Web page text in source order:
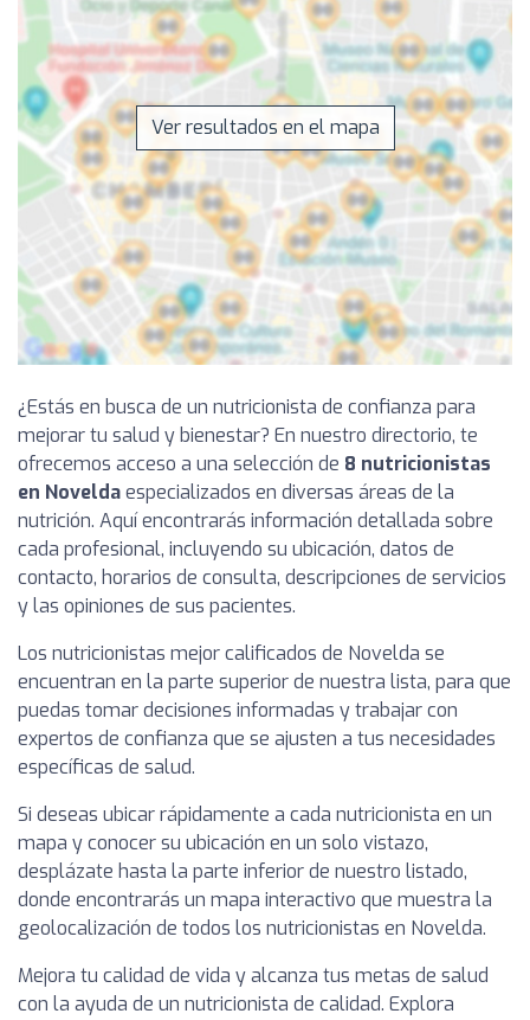
Ver resultados en el mapa
¿Estás en busca de un nutricionista de confianza para
mejorar tu salud y bienestar? En nuestro directorio, te
ofrecemos acceso a una selección de 8 nutricionistas
en Noveldaespecializados en diversas áreas de la
nutrición. Aquí encontrarás información detallada sobre
cada profesional, incluyendo su ubicación, datos de
contacto, horarios de consulta, descripciones de servicios
y las opiniones de sus pacientes.
Los nutricionistas mejor calificados de Novelda se
encuentran en la parte superior de nuestra lista, para que
puedas tomar decisiones informadas y trabajar con
expertos de confianza que se ajusten a tus necesidades
específicas de salud.
Si deseas ubicar rápidamente a cada nutricionista en un
mapa y conocer su ubicación en un solo vistazo,
desplázate hasta la parte inferior de nuestro listado,
donde encontrarás un mapa interactivo que muestra la
geolocalización de todos los nutricionistas en Novelda.
Mejora tu calidad de vida y alcanza tus metas de salud
con la ayuda de un nutricionista de calidad. Explora